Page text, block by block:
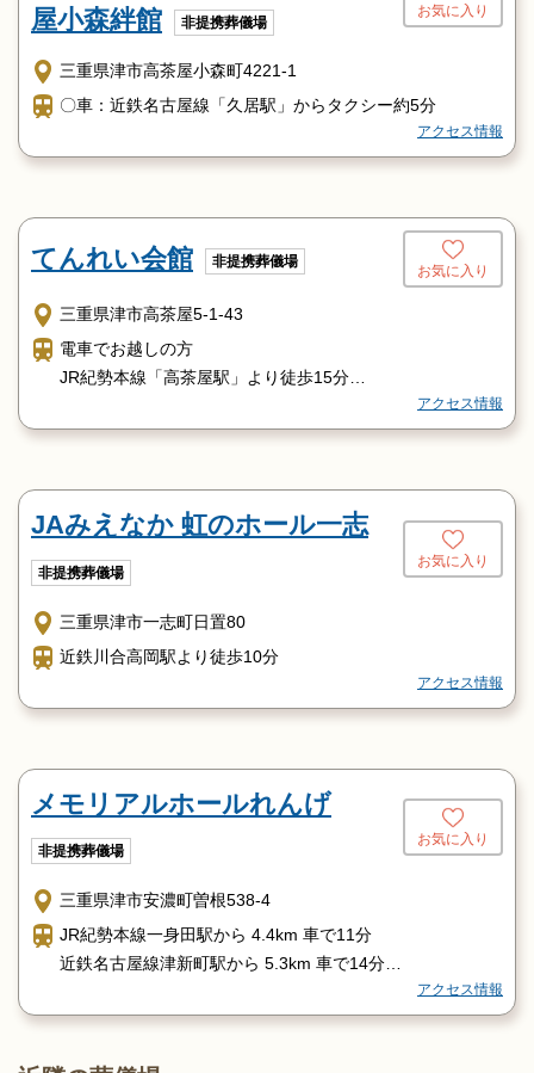
屋小森絆館
非提携葬儀場
お気に入り
三重県津市高茶屋小森町4221-1
〇車：近鉄名古屋線「久居駅」からタクシー約5分
アクセス情報
てんれい会館 非提携葬儀場
お気に入り
三重県津市高茶屋5-1-43
電車でお越しの方
JR紀勢本線「高茶屋駅」より徒歩15分
お車でお越しの方
アクセス情報
JAみえなか 虹のホール一志
非提携葬儀場
お気に入り
三重県津市一志町日置80
近鉄川合高岡駅より徒歩10分
アクセス情報
メモリアルホールれんげ
非提携葬儀場
お気に入り
三重県津市安濃町曽根538-4
JR紀勢本線一身田駅から 4.4km 車で11分
近鉄名古屋線津新町駅から 5.3km 車で14分
近鉄名古屋線津駅から 5.6km 車で14分
アクセス情報